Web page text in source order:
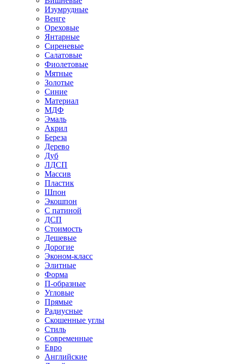
Изумрудные
Венге
Ореховые
Янтарные
Сиреневые
Салатовые
Фиолетовые
Мятные
Золотые
Синие
Материал
МДФ
Эмаль
Акрил
Береза
Дерево
Дуб
ЛДСП
Массив
Пластик
Шпон
Экошпон
С патиной
ДСП
Стоимость
Дешевые
Дорогие
Эконом-класс
Элитные
Форма
П-образные
Угловые
Прямые
Радиусные
Скошенные углы
Стиль
Современные
Евро
Английские